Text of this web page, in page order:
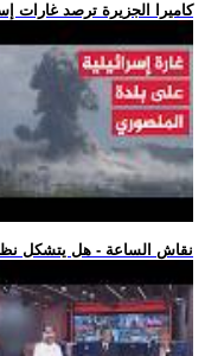
.. كاميرا الجزيرة ترصد غارات
.. نقاش الساعة - هل يتشكل